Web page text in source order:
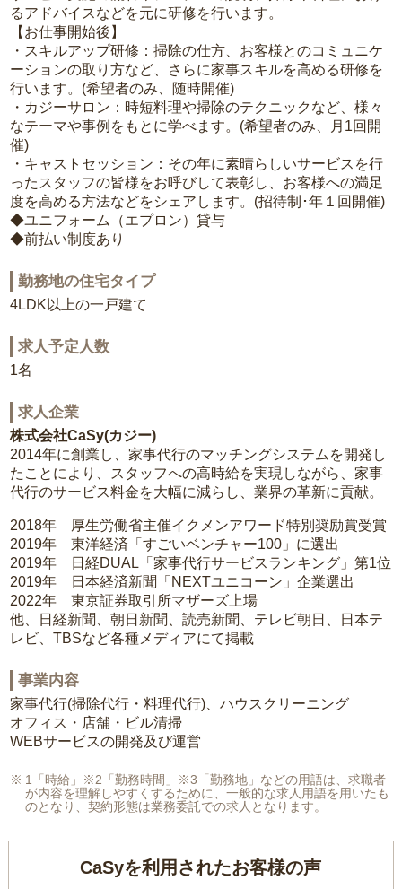
るアドバイスなどを元に研修を行います。
【お仕事開始後】
・スキルアップ研修：掃除の仕方、お客様とのコミュニケ
ーションの取り方など、さらに家事スキルを高める研修を
行います。(希望者のみ、随時開催)
・カジーサロン：時短料理や掃除のテクニックなど、様々
なテーマや事例をもとに学べます。(希望者のみ、月1回開
催)
・キャストセッション：その年に素晴らしいサービスを行
ったスタッフの皆様をお呼びして表彰し、お客様への満足
度を高める方法などをシェアします。(招待制･年１回開催)
◆ユニフォーム（エプロン）貸与
◆前払い制度あり
勤務地の住宅タイプ
4LDK以上の一戸建て
求人予定人数
1名
求人企業
株式会社CaSy(カジー)
2014年に創業し、家事代行のマッチングシステムを開発し
たことにより、スタッフへの高時給を実現しながら、家事
代行のサービス料金を大幅に減らし、業界の革新に貢献。
2018年 厚生労働省主催イクメンアワード特別奨励賞受賞
2019年 東洋経済「すごいベンチャー100」に選出
2019年 日経DUAL「家事代行サービスランキング」第1位
2019年 日本経済新聞「NEXTユニコーン」企業選出
2022年 東京証券取引所マザーズ上場
他、日経新聞、朝日新聞、読売新聞、テレビ朝日、日本テ
レビ、TBSなど各種メディアにて掲載
事業内容
家事代行(掃除代行・料理代行)、ハウスクリーニング
オフィス・店舗・ビル清掃
WEBサービスの開発及び運営
1「時給」※2「勤務時間」※3「勤務地」などの用語は、求職者
が内容を理解しやすくするために、一般的な求人用語を用いたも
のとなり、契約形態は業務委託での求人となります。
CaSyを利用されたお客様の声